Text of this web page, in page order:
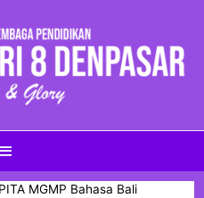
MGMP Bahasa Bali